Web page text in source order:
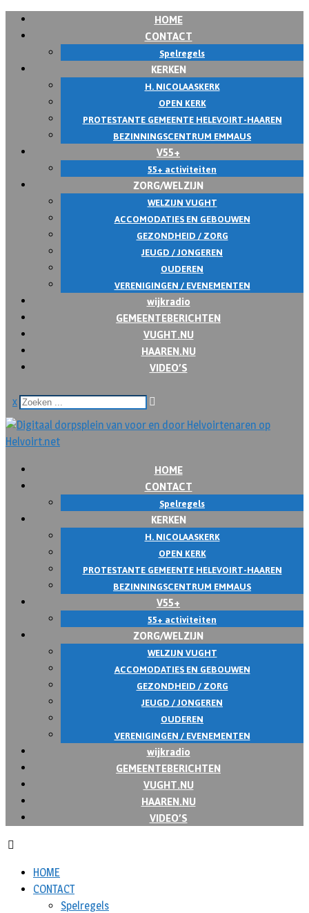
HOME
CONTACT
Spelregels
KERKEN
H. NICOLAASKERK
OPEN KERK
PROTESTANTE GEMEENTE HELEVOIRT-HAAREN
BEZINNINGSCENTRUM EMMAUS
V55+
55+ activiteiten
ZORG/WELZIJN
WELZIJN VUGHT
ACCOMODATIES EN GEBOUWEN
GEZONDHEID / ZORG
JEUGD / JONGEREN
OUDEREN
VERENIGINGEN / EVENEMENTEN
wijkradio
GEMEENTEBERICHTEN
VUGHT.NU
HAAREN.NU
VIDEO’S
x
HOME
CONTACT
Spelregels
KERKEN
H. NICOLAASKERK
OPEN KERK
PROTESTANTE GEMEENTE HELEVOIRT-HAAREN
BEZINNINGSCENTRUM EMMAUS
V55+
55+ activiteiten
ZORG/WELZIJN
WELZIJN VUGHT
ACCOMODATIES EN GEBOUWEN
GEZONDHEID / ZORG
JEUGD / JONGEREN
OUDEREN
VERENIGINGEN / EVENEMENTEN
wijkradio
GEMEENTEBERICHTEN
VUGHT.NU
HAAREN.NU
VIDEO’S
HOME
CONTACT
Spelregels